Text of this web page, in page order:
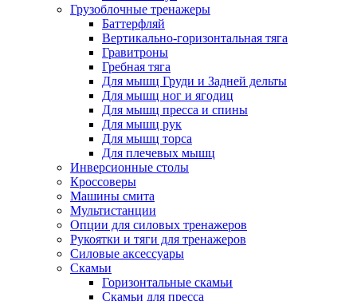
Грузоблочные тренажеры
Баттерфляй
Вертикально-горизонтальная тяга
Гравитроны
Гребная тяга
Для мышц Груди и Задней дельты
Для мышц ног и ягодиц
Для мышц пресса и спины
Для мышц рук
Для мышц торса
Для плечевых мышц
Инверсионные столы
Кроссоверы
Машины смита
Мультистанции
Опции для силовых тренажеров
Рукоятки и тяги для тренажеров
Силовые аксессуары
Скамьи
Горизонтальные скамьи
Скамьи для пресса